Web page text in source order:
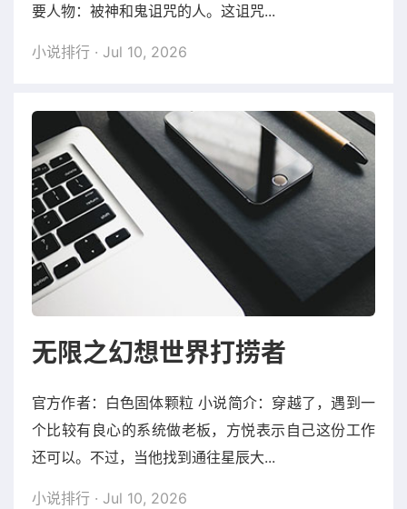
要人物：被神和鬼诅咒的人。这诅咒...
小说排行 · Jul 10, 2026
无限之幻想世界打捞者
官方作者：白色固体颗粒 小说简介：穿越了，遇到一
个比较有良心的系统做老板，方悦表示自己这份工作
还可以。不过，当他找到通往星辰大...
小说排行 · Jul 10, 2026